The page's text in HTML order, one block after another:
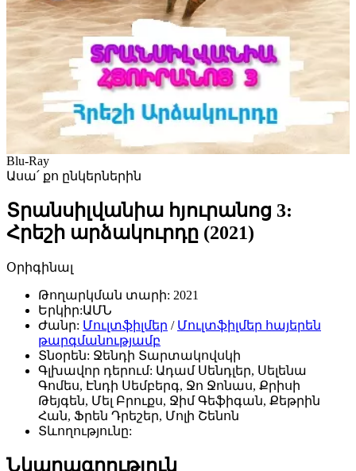
Blu-Ray
Ասա՛ քո ընկերներին
Տրանսիլվանիա հյուրանոց 3:
Հրեշի արձակուրդը (2021)
Օրիգինալ
Թողարկման տարի: 2021
Երկիր:ԱՄՆ
Ժանր: Մուլտֆիլմեր / Մուլտֆիլմեր հայերեն
թարգմանությամբ
Տնօրեն: Ջենդի Տարտակովսկի
Գլխավոր դերում: Ադամ Սենդլեր, Սելենա
Գոմես, Էնդի Սեմբերգ, Ջո Ջոնաս, Քրիսի
Թեյգեն, Մել Բրուքս, Ջիմ Գեֆիգան, Քեթրին
Հան, Ֆրեն Դրեշեր, Մոլի Շենոն
Տևողությունը:
Նկարագրություն